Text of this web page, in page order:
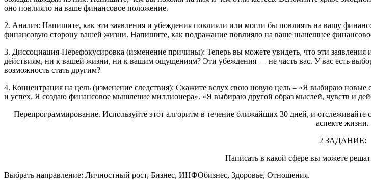
оно повлияло на ваше финансовое положение.
2. Анализ: Напишите, как эти заявления и убеждения повлияли или могли бы повлиять на вашу
финансовую сторону вашей жизни. Напишите, как подражание повлияло на ваше нынешнее
3. Диссоциация-Перефокусировка (изменение причины): Теперь вы можете увидеть, что эти
действиям, ни к вашей жизни, ни к вашим ощущениям? Эти убеждения — не часть вас. У вас есть
возможность стать другим?
4. Концентрация на цель (изменение следствия): Скажите вслух свою новую цель – «Я выбираю
и успех. Я создаю финансовое мышление миллионера». «Я выбираю другой образ мыслей, чувств и
Перепрограммирование. Используйте этот алгоритм в течение ближайших 30 дней, и
аспекте жизни.
2 ЗАДАНИЕ:
Написать в какой сфере вы можете
Выбрать направление: Личностный рост, Бизнес, ИНФОбизнес, Здоровье, Отношения.